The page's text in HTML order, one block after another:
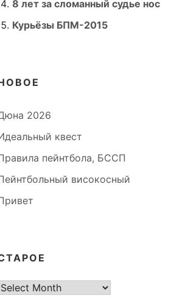
8 лет за сломанный судье нос
Курьёзы БПМ-2015
2026
квест
пейнтбола, БССП
високосный
старое